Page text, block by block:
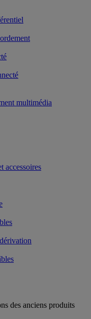
multimédia
accessoires
des anciens produits